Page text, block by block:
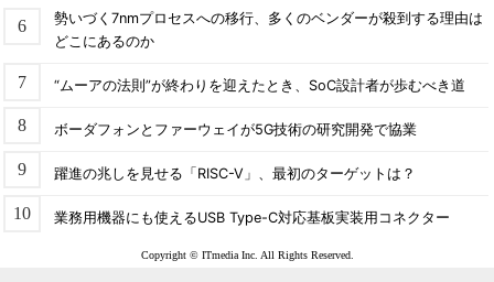
勢いづく7nmプロセスへの移行、多くのベンダーが殺到する理由は
どこにあるのか
“ムーアの法則”が終わりを迎えたとき、SoC設計者が歩むべき道
ボーダフォンとファーウェイが5G技術の研究開発で協業
躍進の兆しを見せる「RISC-V」、最初のターゲットは？
業務用機器にも使えるUSB Type-C対応基板実装用コネクター
Copyright © ITmedia Inc. All Rights Reserved.